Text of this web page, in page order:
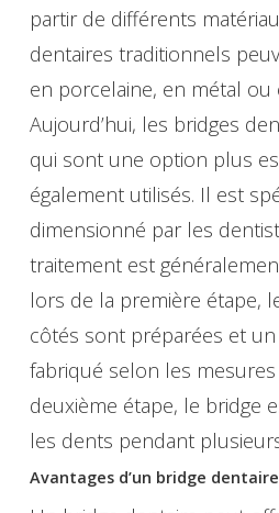
partir de différents
dentaires traditionnels
en porcelaine, en métal ou
Aujourd’hui, les bridges
qui sont une option plus
également utilisés. Il est
dimensionné par les
traitement est
lors de la première étape,
côtés sont préparées et
fabriqué selon les mesures
deuxième étape, le bridge
les dents pendant
Avantages d’un bridge dentaire